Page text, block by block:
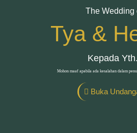
The Wedding
Tya &
Kepada
Mohon maaf apabila ada kesalahan dalam
Buka